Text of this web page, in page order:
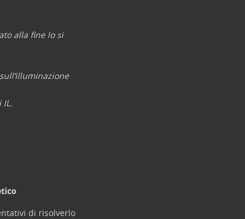
alla fine lo si
di risolverlo